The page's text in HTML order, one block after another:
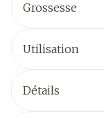
Grossesse
Utilisation
Détails